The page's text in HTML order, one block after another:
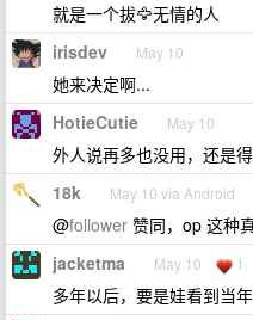
就是一个拔🦅无情的人
irisdev May 10
她来决定啊...
HotieCutie May 10
外人说再多也没用，还是
18k May 10 via Android
@follower 赞同，op 这种
jacketma May 10 1
多年以后，要是娃看到当